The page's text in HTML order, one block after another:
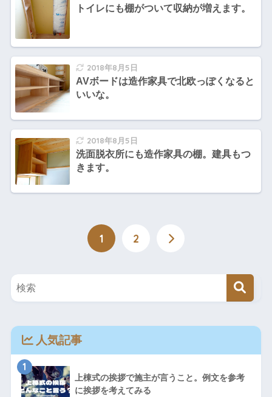
トイレにも棚がついて収納が増えます。
2018年8月5日
AVボードは造作家具で北欧っぽくなると
いいな。
2018年8月5日
洗面脱衣所にも造作家具の棚。建具もつ
きます。
1 2
人気記事
1
上棟式の挨拶で施主が言うこと。例文を参考
に挨拶を考えてみる